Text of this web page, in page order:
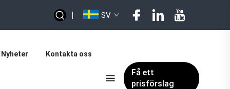
| SV
Nyheter Kontakta oss
Få ett
prisförslag